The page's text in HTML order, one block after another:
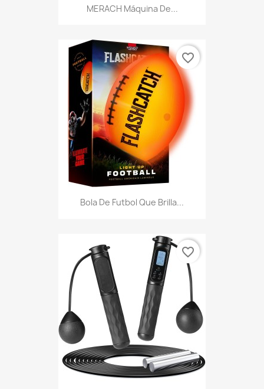
MERACH Máquina De...
Bola De Futbol Que Brilla...
favorite_border
favorite_border